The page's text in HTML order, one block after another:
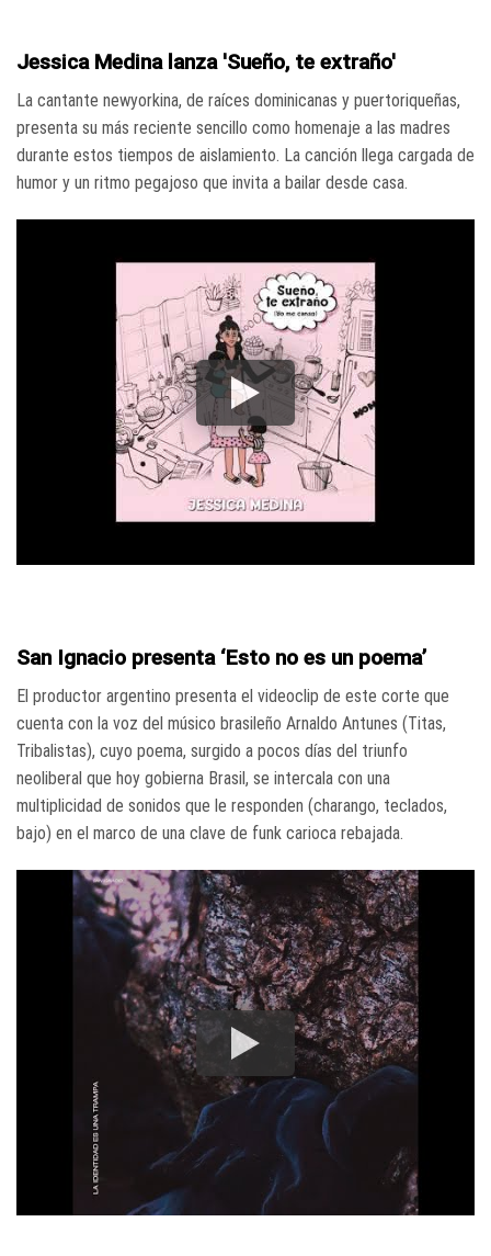
Jessica Medina lanza 'Sueño, te extraño'
La cantante newyorkina, de raíces dominicanas y puertoriqueñas,
presenta su más reciente sencillo como homenaje a las madres
durante estos tiempos de aislamiento. La canción llega cargada de
humor y un ritmo pegajoso que invita a bailar desde casa.
San Ignacio presenta ‘Esto no es un poema’
El productor argentino presenta el videoclip de este corte que
cuenta con la voz del músico brasileño Arnaldo Antunes (Titas,
Tribalistas), cuyo poema, surgido a pocos días del triunfo
neoliberal que hoy gobierna Brasil, se intercala con una
multiplicidad de sonidos que le responden (charango, teclados,
bajo) en el marco de una clave de funk carioca rebajada.